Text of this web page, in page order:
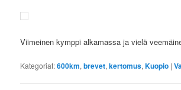
Viimeinen kymppi alkamassa ja vielä
Kategoriat:600km,brevet,kertomus,Kuopio |